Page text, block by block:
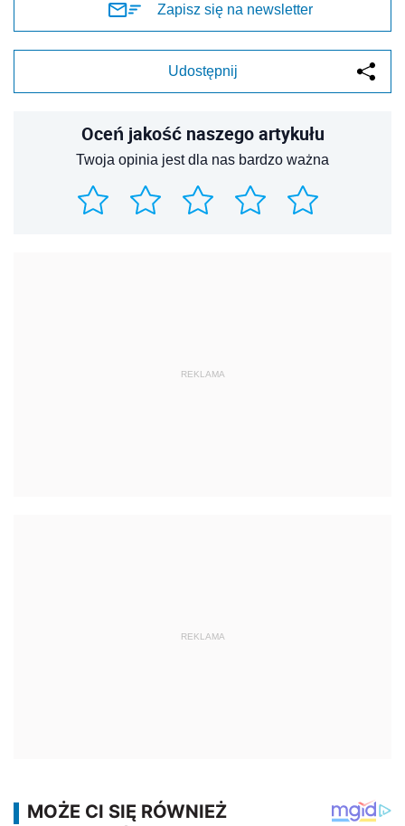
Zapisz się na newsletter
Udostępnij
Oceń jakość naszego artykułu
Twoja opinia jest dla nas bardzo ważna
REKLAMA
REKLAMA